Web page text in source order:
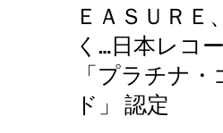
ＥＡＳＵＲＥ
く…日本レコ
「プラチナ・
ド」 認定